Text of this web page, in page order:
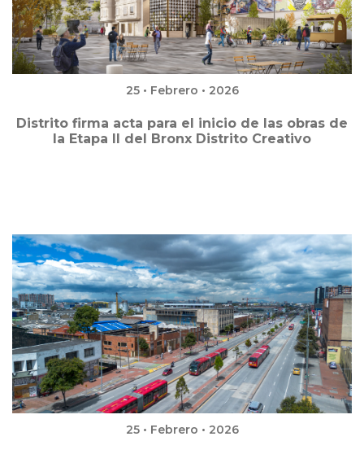
25 • Febrero • 2026
Distrito firma acta para el inicio de las obras de
la Etapa II del Bronx Distrito Creativo
25 • Febrero • 2026